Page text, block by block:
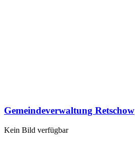
Gemeindeverwaltung Retschow
Kein Bild verfügbar